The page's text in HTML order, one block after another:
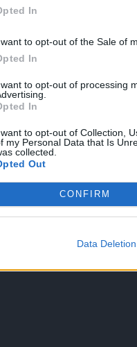
In
to opt-out of the Sale of
In
to opt-out of processing
In
to opt-out of Collection,
my Personal Data that Is
collected.
Out
CONFIRM
Data Deletion
από μερίδα του
η κίνηση της
Star News», η Zhong
μια φορά το εγκώμιο
το προσωπικό να
μας. Κάνοντας
καθήκοντά της στο